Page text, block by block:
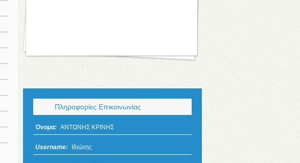
Πληροφορίες Επικοινωνίας
Όνομα: ΑΝΤΩΝΗΣ ΚΡΙΝΗΣ
Username: Ιδιώτης